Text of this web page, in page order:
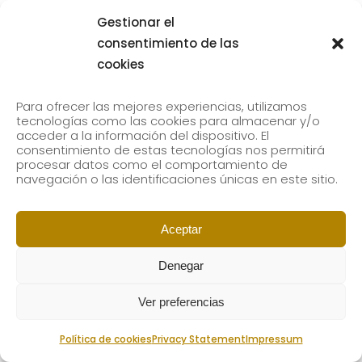
Gestionar el
consentimiento de las
cookies
Para ofrecer las mejores experiencias, utilizamos
tecnologías como las cookies para almacenar y/o
acceder a la información del dispositivo. El
consentimiento de estas tecnologías nos permitirá
procesar datos como el comportamiento de
navegación o las identificaciones únicas en este sitio.
Aceptar
Denegar
Ver preferencias
Política de cookiesPrivacy StatementImpressum